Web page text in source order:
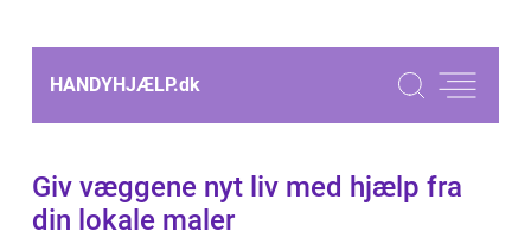
HANDYHJÆLP.dk
Giv væggene nyt liv med hjælp fra
din lokale maler